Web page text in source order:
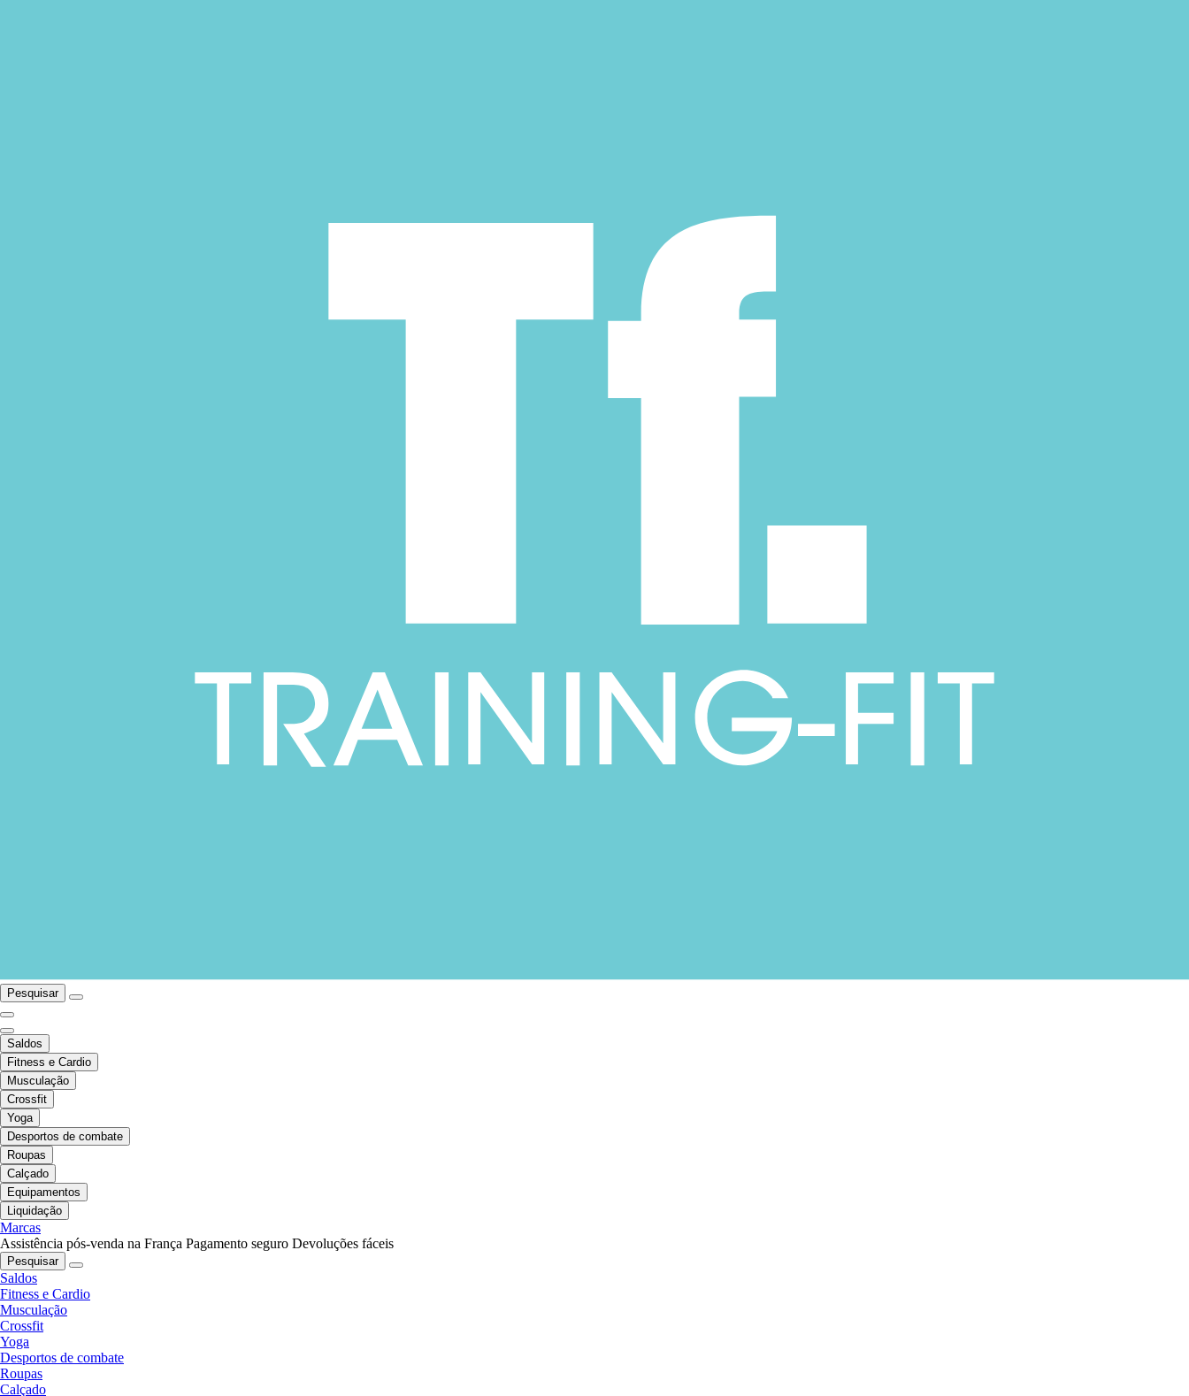
Pesquisar
Saldos
Fitness e Cardio
Musculação
Crossfit
Yoga
Desportos de combate
Roupas
Calçado
Equipamentos
Liquidação
Marcas
Assistência pós-venda na França Pagamento seguro Devoluções fáceis
Pesquisar
Saldos
Fitness e Cardio
Musculação
Crossfit
Yoga
Desportos de combate
Roupas
Calçado